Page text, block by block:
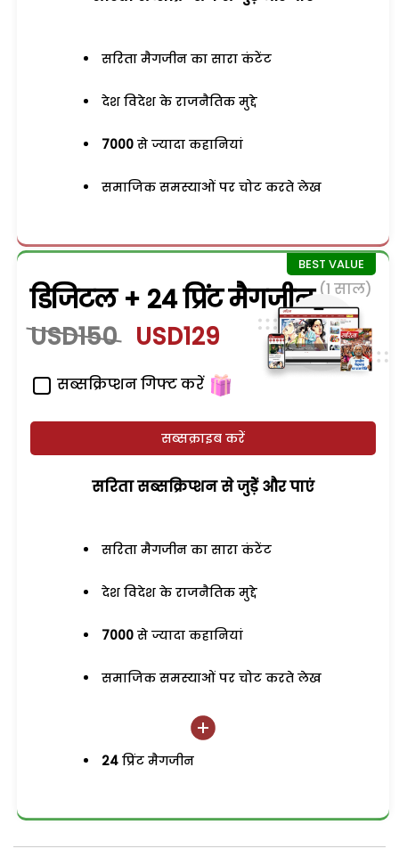
सरिता मैगजीन का सारा कंटेंट
देश विदेश के राजनैतिक मुद्दे
7000 से ज्यादा कहानियां
समाजिक समस्याओं पर चोट करते लेख
डिजिटल + 24 प्रिंट मैगजीन (1 साल)
USD150 USD129
सब्सक्रिप्शन गिफ्ट करें
सब्सक्राइब करें
सरिता सब्सक्रिप्शन से जुड़ेें और पाएं
सरिता मैगजीन का सारा कंटेंट
देश विदेश के राजनैतिक मुद्दे
7000 से ज्यादा कहानियां
समाजिक समस्याओं पर चोट करते लेख
24 प्रिंट मैगजीन